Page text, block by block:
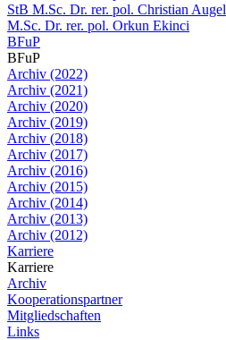
StB M.Sc. Dr. rer. pol. Christian Augel
M.Sc. Dr. rer. pol. Orkun Ekinci
BFuP
BFuP
Archiv (2022)
Archiv (2021)
Archiv (2020)
Archiv (2019)
Archiv (2018)
Archiv (2017)
Archiv (2016)
Archiv (2015)
Archiv (2014)
Archiv (2013)
Archiv (2012)
Karriere
Karriere
Archiv
Kooperationspartner
Mitgliedschaften
Links